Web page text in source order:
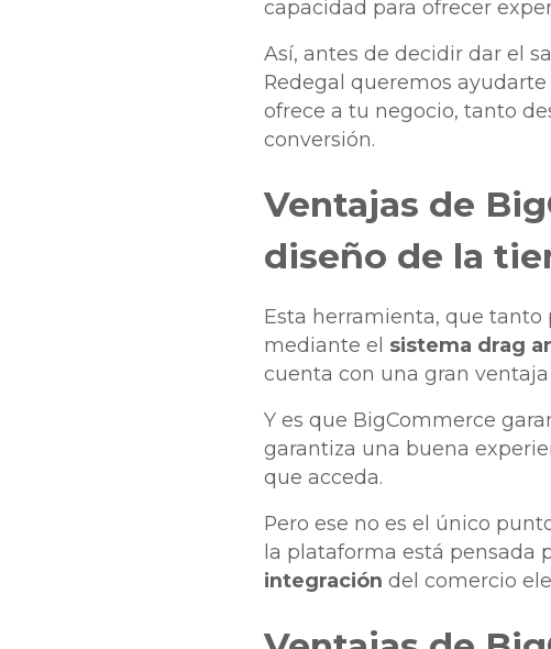
capacidad para ofrecer
Así, antes de decidir dar el
Redegal queremos
ofrece a tu negocio, tanto
conversión.
Ventajas de
diseño de la
Esta herramienta, que
mediante el sistema drag
cuenta con una gran
Y es que BigCommerce
garantiza una buena
que acceda.
Pero ese no es el único
la plataforma está pensada
integración del comercio